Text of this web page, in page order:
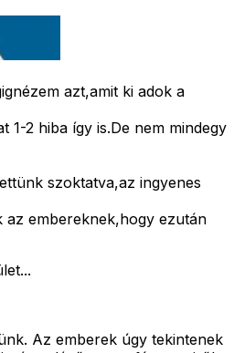
azt,amit ki adok a
1-2 hiba így is.De nem mindegy
szoktatva,az ingyenes
az embereknek,hogy ezután
Az emberek úgy tekintenek